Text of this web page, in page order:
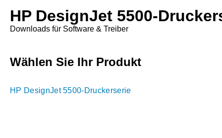
HP DesignJet 5500-
Downloads für Software & Treiber
Wählen Sie Ihr Produkt
HP DesignJet 5500-Druckerserie